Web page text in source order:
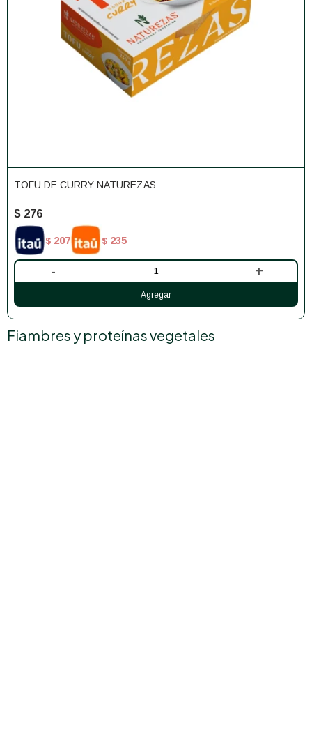
TOFU DE CURRY NATUREZAS
$ 276
$ 207 $ 235
- +
Fiambres y proteínas vegetales